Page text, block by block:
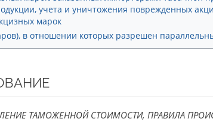
учета и уничтожения поврежденных
марок
в отношении которых разрешен
ТАМОЖЕННОЙ СТОИМОСТИ, ПРАВИЛА